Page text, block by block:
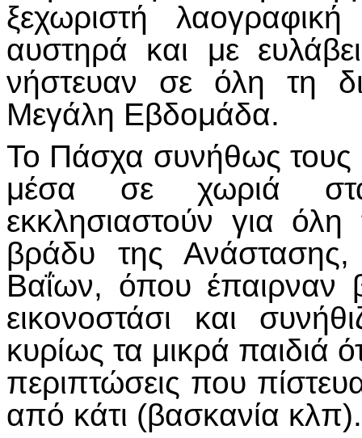
ξεχωριστή
αυστηρά και με
νήστευαν σε όλη τη
Μεγάλη Εβδομάδα.
Το Πάσχα συνήθως τους
μέσα σε χωριά
εκκλησιαστούν για
βράδυ της
Βαΐων, όπου έπαιρναν
εικονοστάσι και
κυρίως τα μικρά παιδιά
περιπτώσεις που
από κάτι (βασκανία